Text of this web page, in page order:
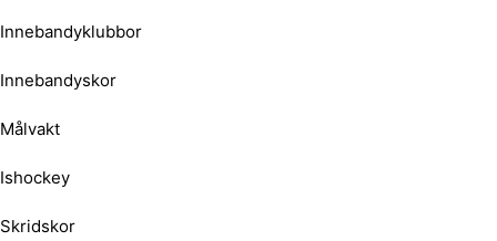
Innebandyklubbor
Innebandyskor
Målvakt
Ishockey
Skridskor